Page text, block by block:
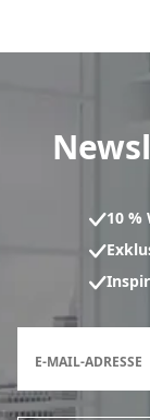
10 %
E-MAIL-ADRESSE